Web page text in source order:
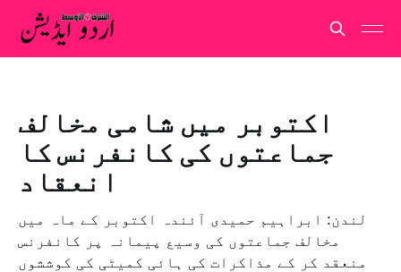
اکتوبر میں شامی مخالف
جماعتوں کی کانفرنس کا
انعقاد
لندن: ابراہیم حمیدی آئندہ اکتوبر کے ماہ میں
مخالف جماعتوں کی وسیع پیمانہ پر کانفرنس
منعقد کر کے مذاکرات کی ہائی کمیٹی کی کوششوں